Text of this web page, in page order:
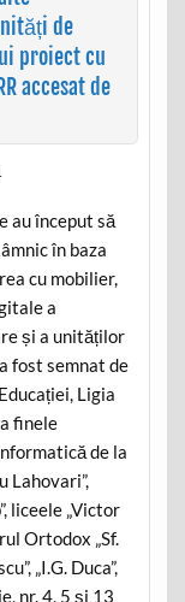
de
proiect cu
accesat de
au început să
în baza
cu mobilier,
a
și a unităților
fost semnat de
Ligia
finele
de la
Lahovari”,
liceele „Victor
Ortodox „Sf.
„I.G. Duca”,
nr. 4, 5 și 13